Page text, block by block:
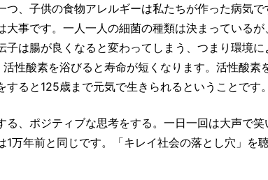
、子供の食物アレルギーは私たちが作った病気で
事です。一人一人の細菌の種類は決まっているが
は腸が良くなると変わってしまう、つまり環境に
性酸素を浴びると寿命が短くなります。活性酸素
ると125歳まで元気で生きられるということです
、ポジティブな思考をする。一日一回は大声で笑
万年前と同じです。「キレイ社会の落とし穴」を